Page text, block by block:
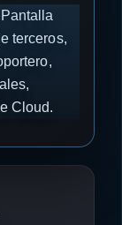
terceros,
Cloud.